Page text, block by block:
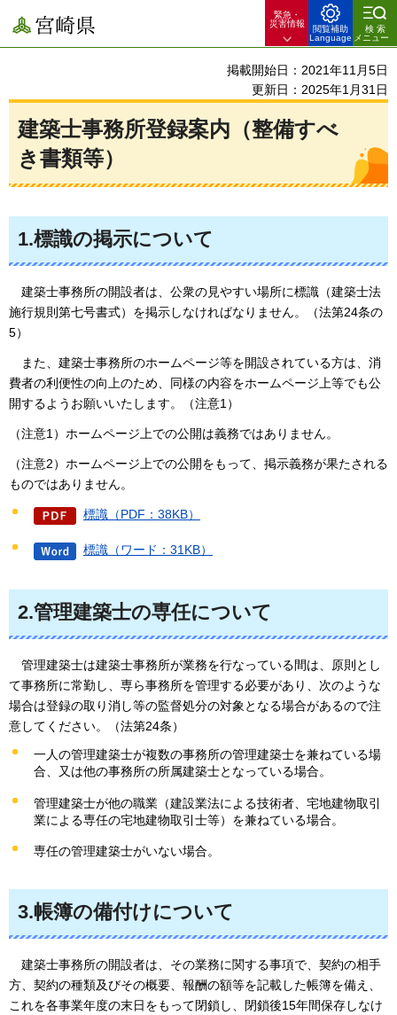
宮崎県
緊急・
災害情報
閲覧補助
Language
検索
メニュー
掲載開始日：2021年11月5日
更新日：2025年1月31日
建築士事務所登録案内（整備すべ
き書類等）
1.標識の掲示について
建築士事務所の開設者は、公衆の見やすい場所に標識（建築士法
施行規則第七号書式）を掲示しなければなりません。（法第24条の
5）
また、建築士事務所のホームページ等を開設されている方は、消
費者の利便性の向上のため、同様の内容をホームページ上等でも公
開するようお願いいたします。（注意1）
（注意1）ホームページ上での公開は義務ではありません。
（注意2）ホームページ上での公開をもって、掲示義務が果たされる
ものではありません。
標識（PDF：38KB）
標識（ワード：31KB）
2.管理建築士の専任について
管理建築士は建築士事務所が業務を行なっている間は、原則とし
て事務所に常勤し、専ら事務所を管理する必要があり、次のような
場合は登録の取り消し等の監督処分の対象となる場合があるので注
意してください。（法第24条）
一人の管理建築士が複数の事務所の管理建築士を兼ねている場
合、又は他の事務所の所属建築士となっている場合。
管理建築士が他の職業（建設業法による技術者、宅地建物取引
業による専任の宅地建物取引士等）を兼ねている場合。
専任の管理建築士がいない場合。
3.帳簿の備付けについて
建築士事務所の開設者は、その業務に関する事項で、契約の相手
方、契約の種類及びその概要、報酬の額等を記載した帳簿を備え、
これを各事業年度の末日をもって閉鎖し、閉鎖後15年間保存しなけ